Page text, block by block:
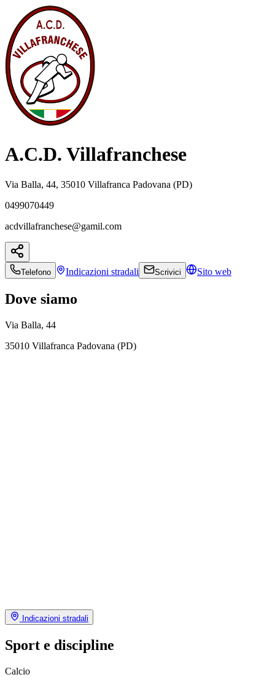
A.C.D. Villafranchese
Via Balla, 44, 35010 Villafranca Padovana (PD)
0499070449
acdvillafranchese@gamil.com
Telefono Indicazioni stradali Scrivici Sito web
Dove siamo
Via Balla, 44
35010 Villafranca Padovana (PD)
Indicazioni stradali
Sport e discipline
Calcio